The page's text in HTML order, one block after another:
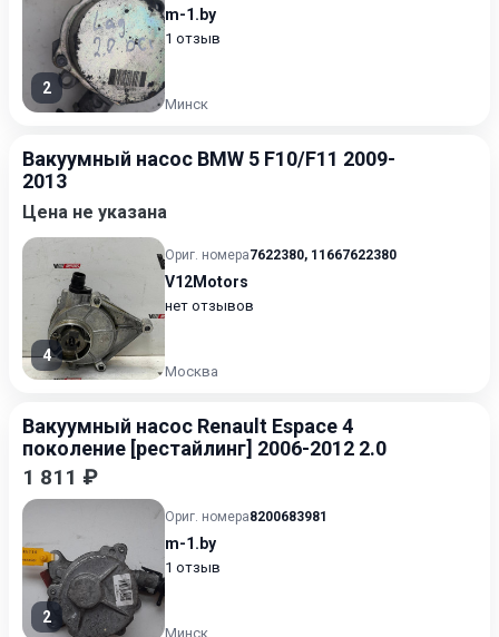
2
m-1.by
1 отзыв
Минск
Вакуумный насос BMW 5 F10/F11 2009-
2013
Цена не указана
4
Ориг. номера7622380, 11667622380
V12Motors
нет отзывов
Москва
Вакуумный насос Renault Espace 4
поколение [рестайлинг] 2006-2012 2.0
1 811 ₽
2
Ориг. номера8200683981
m-1.by
1 отзыв
Минск